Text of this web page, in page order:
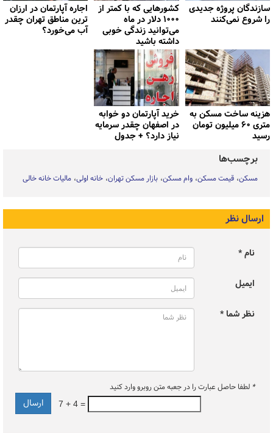
سازندگان پروژه جدیدی
را شروع نمی‌کنند
کشورهایی که با کمتر از
۱۰۰۰ دلار در ماه
می‌توانید زندگی خوبی
داشته باشید
اجاره آپارتمان در ارزان
ترین مناطق تهران چقدر
آب می‌خورد؟
هزینه ساخت مسکن به
متری ۶۰ میلیون تومان
رسید
خرید آپارتمان دو خوابه
در اصفهان چقدر سرمایه
نیاز دارد؟ + جدول
برچسب‌ها
مسکن قیمت مسکن وام مسکن بازار مسکن تهران خانه اولی مالیات خانه خالی
ارسال نظر
نام *
ایمیل
نظر شما *
* لطفا حاصل عبارت را در جعبه متن روبرو وارد کنید
7 + 4 =